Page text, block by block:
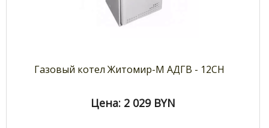
Газовый котел Житомир-М АДГВ - 12СН
Цена: 2 029 BYN